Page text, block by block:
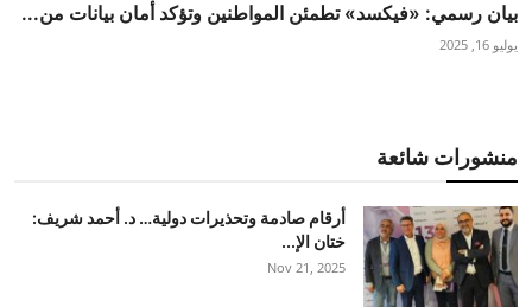
بيان رسمي: «فيكسد» تطمئن المواطنين وتؤكد أمان بيانات من...
يوليو 16, 2025
منشورات شائعة
أرقام صادمة وتحذيرات دولية… د. أحمد شريف:
ختان الإ...
Nov 21, 2025